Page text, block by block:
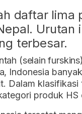
daftar
Urutan
terbesar.
(selain
Indonesia
Dalam
produk HS